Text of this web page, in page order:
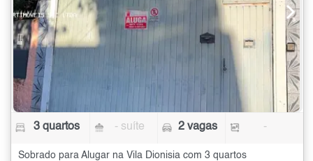
3 quartos - suíte 2 vagas -
Sobrado para Alugar na Vila Dionisia com 3 quartos